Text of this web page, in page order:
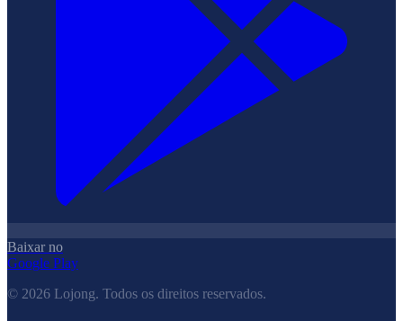
Baixar no
Google Play
© 2026 Lojong. Todos os direitos reservados.